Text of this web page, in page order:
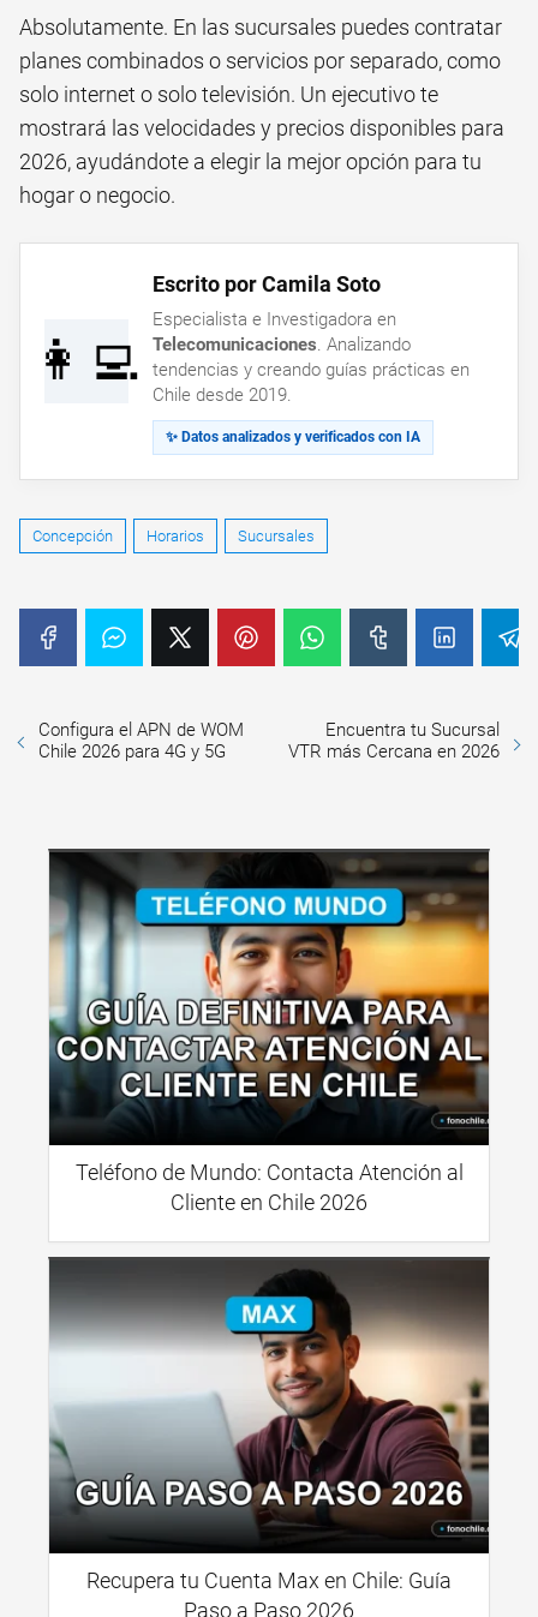
Absolutamente. En las sucursales puedes contratar
planes combinados o servicios por separado, como
solo internet o solo televisión. Un ejecutivo te
mostrará las velocidades y precios disponibles para
2026, ayudándote a elegir la mejor opción para tu
hogar o negocio.
👩‍💻
Escrito por Camila Soto
Especialista e Investigadora en
Telecomunicaciones. Analizando
tendencias y creando guías prácticas en
Chile desde 2019.
✨ Datos analizados y verificados con IA
Concepción Horarios Sucursales
Configura el APN de WOM
Chile 2026 para 4G y 5G
Encuentra tu Sucursal
VTR más Cercana en 2026
Teléfono de Mundo: Contacta Atención al
Cliente en Chile 2026
Recupera tu Cuenta Max en Chile: Guía
Paso a Paso 2026